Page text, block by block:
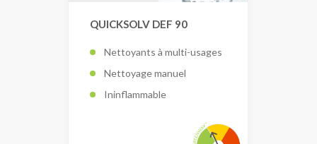
QUICKSOLV DEF 90
Nettoyants à multi-usages
Nettoyage manuel
Ininflammable